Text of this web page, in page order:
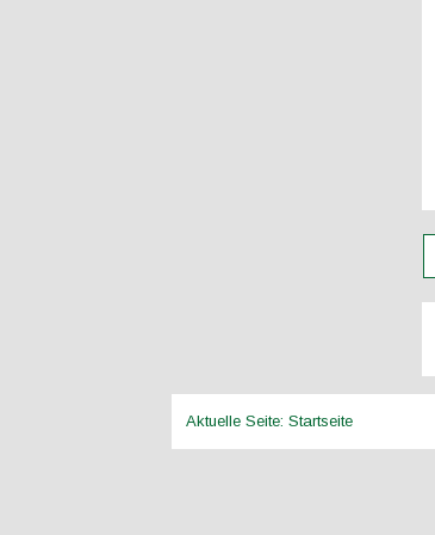
Aktuelle Seite:Startseite